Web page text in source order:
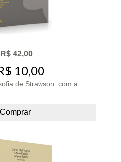
42,00
10,00
de Strawson: com a...